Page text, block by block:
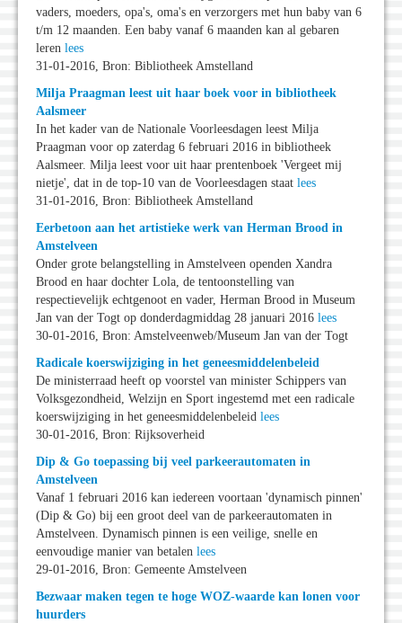
vaders, moeders, opa's, oma's en verzorgers met hun baby van 6
t/m 12 maanden. Een baby vanaf 6 maanden kan al gebaren
leren lees
31-01-2016, Bron: Bibliotheek Amstelland
Milja Praagman leest uit haar boek voor in bibliotheek
Aalsmeer
In het kader van de Nationale Voorleesdagen leest Milja
Praagman voor op zaterdag 6 februari 2016 in bibliotheek
Aalsmeer. Milja leest voor uit haar prentenboek 'Vergeet mij
nietje', dat in de top-10 van de Voorleesdagen staat lees
31-01-2016, Bron: Bibliotheek Amstelland
Eerbetoon aan het artistieke werk van Herman Brood in
Amstelveen
Onder grote belangstelling in Amstelveen openden Xandra
Brood en haar dochter Lola, de tentoonstelling van
respectievelijk echtgenoot en vader, Herman Brood in Museum
Jan van der Togt op donderdagmiddag 28 januari 2016 lees
30-01-2016, Bron: Amstelveenweb/Museum Jan van der Togt
Radicale koerswijziging in het geneesmiddelenbeleid
De ministerraad heeft op voorstel van minister Schippers van
Volksgezondheid, Welzijn en Sport ingestemd met een radicale
koerswijziging in het geneesmiddelenbeleid lees
30-01-2016, Bron: Rijksoverheid
Dip & Go toepassing bij veel parkeerautomaten in
Amstelveen
Vanaf 1 februari 2016 kan iedereen voortaan 'dynamisch pinnen'
(Dip & Go) bij een groot deel van de parkeerautomaten in
Amstelveen. Dynamisch pinnen is een veilige, snelle en
eenvoudige manier van betalen lees
29-01-2016, Bron: Gemeente Amstelveen
Bezwaar maken tegen te hoge WOZ-waarde kan lonen voor
huurders